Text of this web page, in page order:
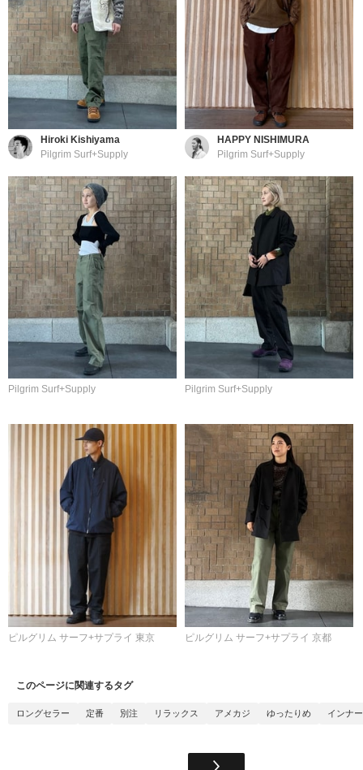
Hiroki Kishiyama
Pilgrim Surf+Supply
HAPPY NISHIMURA
Pilgrim Surf+Supply
Pilgrim Surf+Supply Pilgrim Surf+Supply
ピルグリム サーフ+サプライ 東京 ピルグリム サーフ+サプライ 京都
このページに関連するタグ
ロングセラー 定番 別注 リラックス アメカジ ゆったりめ インナ